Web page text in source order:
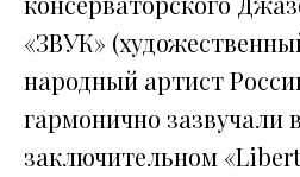
«ЗВУК»
народный артист
гармонично зазвучали
заключительном